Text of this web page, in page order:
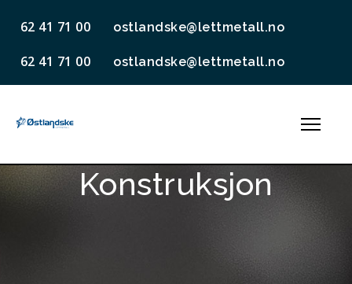
62 41 71 00 ostlandske@lettmetall.no
62 41 71 00 ostlandske@lettmetall.no
Konstruksjon